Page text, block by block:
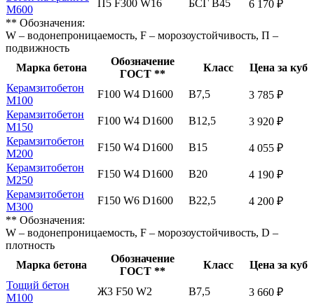
М600
П5 F300 W16 БСГ В45
6 170 ₽
** Обозначения:
W – водонепроницаемость, F – морозоустойчивость, П –
подвижность
Марка бетона
Обозначение
ГОСТ **
Класс
Цена за куб
Керамзитобетон
М100
F100 W4 D1600 В7,5
3 785 ₽
Керамзитобетон
М150
F100 W4 D1600 В12,5
3 920 ₽
Керамзитобетон
М200
F150 W4 D1600 В15
4 055 ₽
Керамзитобетон
М250
F150 W4 D1600 В20
4 190 ₽
Керамзитобетон
М300
F150 W6 D1600 В22,5
4 200 ₽
** Обозначения:
W – водонепроницаемость, F – морозоустойчивость, D –
плотность
Марка бетона
Обозначение
ГОСТ **
Класс
Цена за куб
Тощий бетон
М100
Ж3 F50 W2 В7,5
3 660 ₽